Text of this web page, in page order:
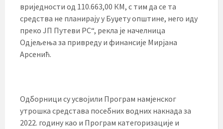
вриједности од 110.663,00 КМ, с тим да се та
средства не планирају у Буџету општине, него иду
преко ЈП Путеви РС“, рекла је начелница
Одјељења за привреду и финансије Мирјана
Арсенић.
Одборници су усвојили Програм намјенског
утрошка средстава посебних водних накнада за
2022. годину као и Програм категоризације и